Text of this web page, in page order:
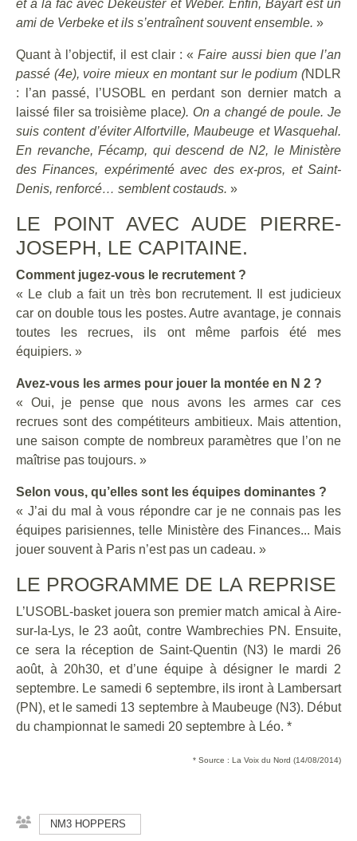
et à la fac avec Dekeuster et Weber. Enfin, Bayart est un
ami de Verbeke et ils s’entraînent souvent ensemble. »
Quant à l’objectif, il est clair : «Faire aussi bien que l’an
passé (4e), voire mieux en montant sur le podium (NDLR
: l’an passé, l’USOBL en perdant son dernier match a
laissé filer sa troisième place). On a changé de poule. Je
suis content d’éviter Alfortville, Maubeuge et Wasquehal.
En revanche, Fécamp, qui descend de N2, le Ministère
des Finances, expérimenté avec des ex-pros, et Saint-
Denis, renforcé… semblent costauds. »
LE POINT AVEC AUDE PIERRE-
JOSEPH, LE CAPITAINE.
Comment jugez-vous le recrutement ?
« Le club a fait un très bon recrutement. Il est judicieux
car on double tous les postes. Autre avantage, je connais
toutes les recrues, ils ont même parfois été mes
équipiers. »
Avez-vous les armes pour jouer la montée en N 2 ?
« Oui, je pense que nous avons les armes car ces
recrues sont des compétiteurs ambitieux. Mais attention,
une saison compte de nombreux paramètres que l’on ne
maîtrise pas toujours. »
Selon vous, qu’elles sont les équipes dominantes ?
« J’ai du mal à vous répondre car je ne connais pas les
équipes parisiennes, telle Ministère des Finances... Mais
jouer souvent à Paris n’est pas un cadeau. »
LE PROGRAMME DE LA REPRISE
L’USOBL-basket jouera son premier match amical à Aire-
sur-la-Lys, le 23 août, contre Wambrechies PN. Ensuite,
ce sera la réception de Saint-Quentin (N3) le mardi 26
août, à 20h30, et d’une équipe à désigner le mardi 2
septembre. Le samedi 6 septembre, ils iront à Lambersart
(PN), et le samedi 13 septembre à Maubeuge (N3). Début
du championnat le samedi 20 septembre à Léo. *
* Source : La Voix du Nord (14/08/2014)
NM3 HOPPERS